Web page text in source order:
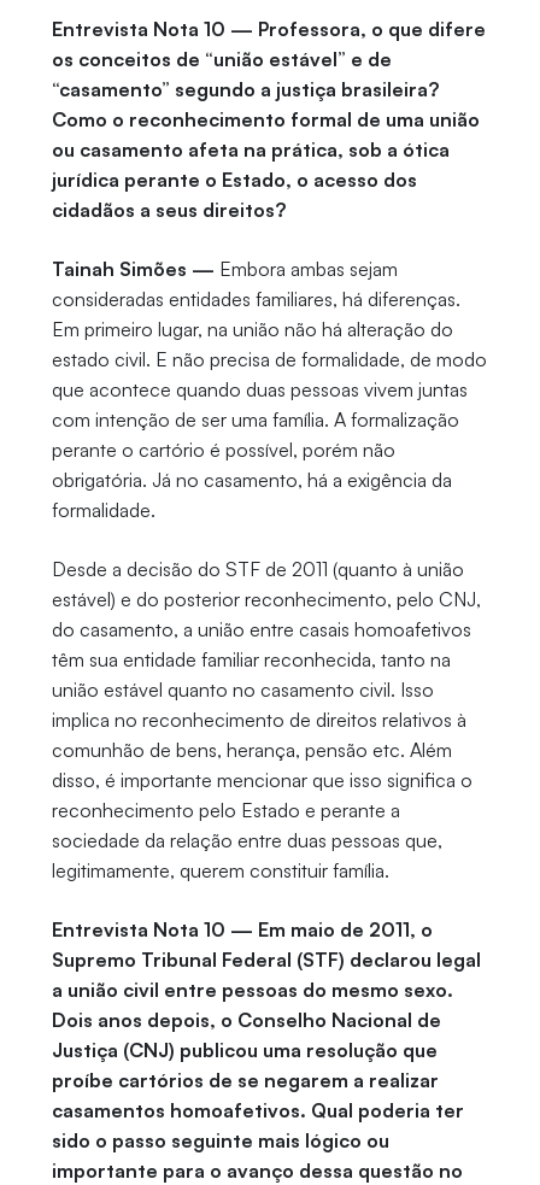
Entrevista Nota 10 — Professora, o que difere
os conceitos de “união estável” e de
“casamento” segundo a justiça brasileira?
Como o reconhecimento formal de uma união
ou casamento afeta na prática, sob a ótica
jurídica perante o Estado, o acesso dos
cidadãos a seus direitos?
Tainah Simões — Embora ambas sejam
consideradas entidades familiares, há diferenças.
Em primeiro lugar, na união não há alteração do
estado civil. E não precisa de formalidade, de modo
que acontece quando duas pessoas vivem juntas
com intenção de ser uma família. A formalização
perante o cartório é possível, porém não
obrigatória. Já no casamento, há a exigência da
formalidade.
Desde a decisão do STF de 2011 (quanto à união
estável) e do posterior reconhecimento, pelo CNJ,
do casamento, a união entre casais homoafetivos
têm sua entidade familiar reconhecida, tanto na
união estável quanto no casamento civil. Isso
implica no reconhecimento de direitos relativos à
comunhão de bens, herança, pensão etc. Além
disso, é importante mencionar que isso significa o
reconhecimento pelo Estado e perante a
sociedade da relação entre duas pessoas que,
legitimamente, querem constituir família.
Entrevista Nota 10 — Em maio de 2011, o
Supremo Tribunal Federal (STF) declarou legal
a união civil entre pessoas do mesmo sexo.
Dois anos depois, o Conselho Nacional de
Justiça (CNJ) publicou uma resolução que
proíbe cartórios de se negarem a realizar
casamentos homoafetivos. Qual poderia ter
sido o passo seguinte mais lógico ou
importante para o avanço dessa questão no